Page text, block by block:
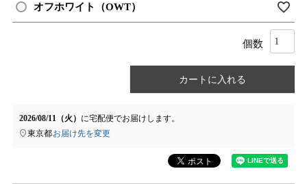
オフホワイト（OWT）
カートに入れる
2026/08/11（火） に宅配便でお届けします。
東京都お届け先を変更